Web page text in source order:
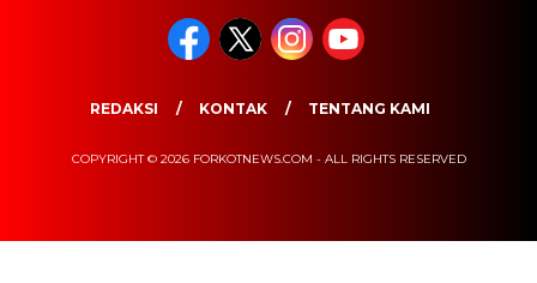
REDAKSI KONTAK TENTANG KAMI
COPYRIGHT © 2026 FORKOTNEWS.COM - ALL RIGHTS RESERVED